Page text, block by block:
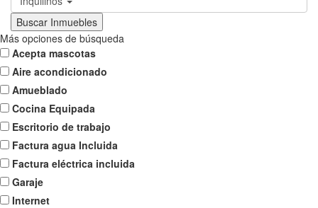
Más opciones de búsqueda
Acepta mascotas
Aire acondicionado
Amueblado
Cocina Equipada
Escritorio de trabajo
Factura agua Incluida
Factura eléctrica incluida
Garaje
Internet